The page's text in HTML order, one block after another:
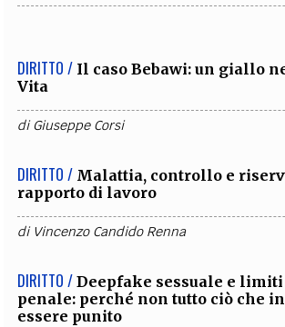
DIRITTO / Il caso Bebawi: un giallo
Vita
diGiuseppe Corsi
DIRITTO / Malattia, controllo e
rapporto di lavoro
di Vincenzo Candido Renna
DIRITTO / Deepfake sessuale e
penale: perché non tutto ciò che
essere punito